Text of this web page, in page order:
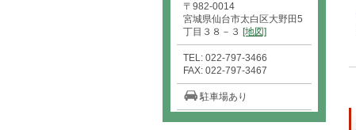
〒982-0014
宮城県仙台市太白区大野田5
丁目３８－３ [地図]
TEL: 022-797-3466
FAX: 022-797-3467
駐車場あり